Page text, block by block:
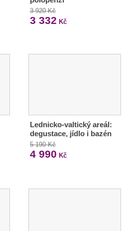
3 920 Kč
3 332 Kč
Lednicko-valtický areál:
degustace, jídlo i bazén
5 190 Kč
4 990 Kč